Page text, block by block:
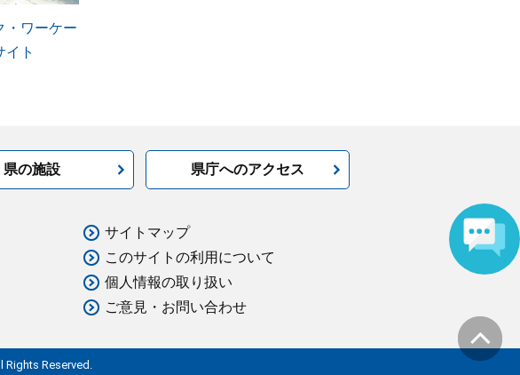
・ワーケー
イト
県の施設 県庁へのアクセス
サイトマップ
このサイトの利用について
個人情報の取り扱い
ご意見・お問い合わせ
Reserved.